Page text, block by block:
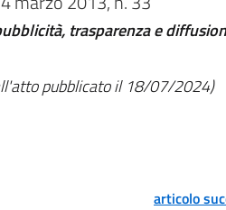
trasparenza e
pubblicato il 18/07/2024)
articolo